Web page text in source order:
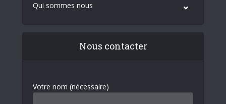
Qui sommes nous
Nous contacter
Votre nom (nécessaire)